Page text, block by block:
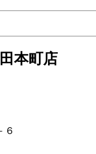
本町店
６